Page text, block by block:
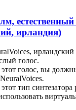
ирландия)
голос.
голос, вы
тип